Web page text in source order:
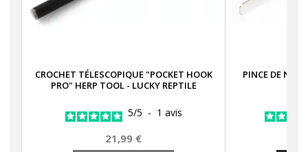
CROCHET TÉLESCOPIQUE "POCKET HOOK
PRO" HERP TOOL - LUCKY REPTILE
5/5 - 1 avis
Prix
21,99 €
PINCE DE